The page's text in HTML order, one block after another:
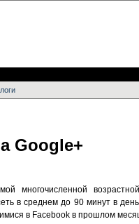
Google+
многочисленной
в среднем до 90 минут в
в Facebook в прошлом